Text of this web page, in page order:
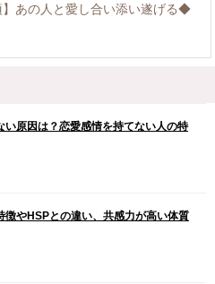
】あの人と愛し合い添い遂げる◆
い原因は？恋愛感情を持てない人の特
徴やHSPとの違い、共感力が高い体質